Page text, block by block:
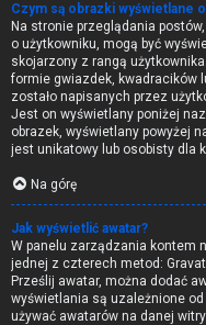
Czym są obrazki wyświetlane
Na stronie przeglądania
o użytkowniku, mogą być
skojarzony z rangą
formie gwiazdek, kwadracików
zostało napisanych przez
Jest on wyświetlany poniżej
obrazek, wyświetlany powyżej
jest unikatowy lub osobisty dla
Na górę
Jak wyświetlić awatar?
W panelu zarządzania kontem
jednej z czterech metod:
Prześlij awatar, można dodać
wyświetlania są uzależnione
używać awatarów na danej